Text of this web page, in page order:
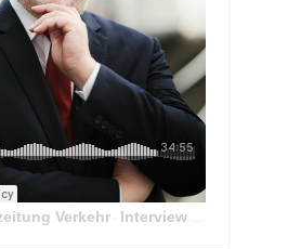
Verkehr · Interview Mit Andreas Matthä, CEO der ÖBB Holding